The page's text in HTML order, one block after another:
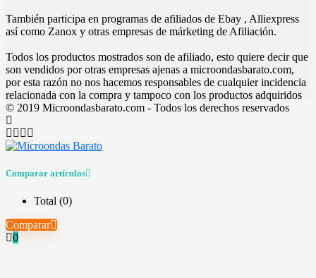
También participa en programas de afiliados de Ebay , Alliexpress
así como Zanox y otras empresas de márketing de Afiliación.
Todos los productos mostrados son de afiliado, esto quiere decir que
son vendidos por otras empresas ajenas a microondasbarato.com,
por esta razón no nos hacemos responsables de cualquier incidencia
relacionada con la compra y tampoco con los productos adquiridos
© 2019 Microondasbarato.com - Todos los derechos reservados
Comparar artículos
Total (0)
Comparar
0